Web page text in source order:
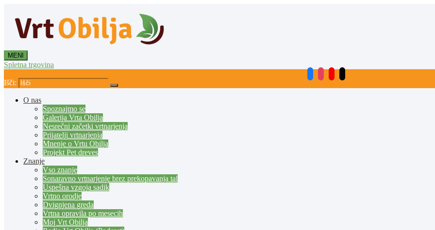
MENI
Spletna trgovina
Išči:
O nas
Spoznajmo se
Galerija Vrta Obilja
Nesrečni začetki vrtnarjenja
Prijatelji vrtnarjenja
Mnenje o Vrtu Obilja
Projekt Pet dreves
Znanje
Vso znanje
Sonaravno vrtnarjenje brez prekopavanja tal
Uspešna vzgoja sadik
Vrtno orodje
Dvignjena greda
Vrtna opravila po mesecih
Moj Vrt Obilja